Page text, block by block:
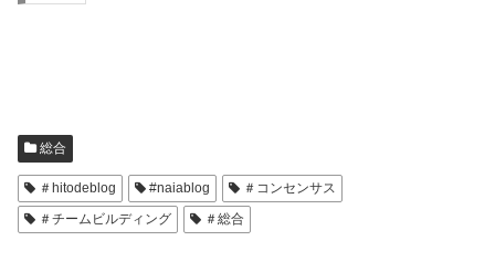
総合
＃hitodeblog #naiablog
＃コンセンサス
＃チームビルディング
＃総合